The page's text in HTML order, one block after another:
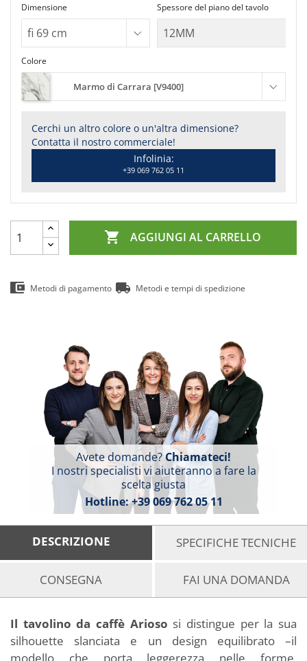
Colore
Marmo di Carrara [V9400]
Cerchi un altro colore o un'altra dimensione?
Contatta il nostro commerciale!
Infolinia:
+39 069 762 05 11
Dimensione Spessore del piano del tavolo
 AGGIUNGI AL CARRELLO
Metodi di pagamento Metodi e tempi di spedizione
Avete domande?Chiamateci!
I nostri specialisti vi aiuteranno a fare la
scelta giusta
Hotline:+39 069 762 05 11
DESCRIZIONE SPECIFICHE TECNICHE
CONSEGNA FAI UNA DOMANDA
Il tavolino da caffè Arioso si distingue per la sua
silhouette slanciata e un design equilibrato –il
modello che porta leggerezza nelle forme,